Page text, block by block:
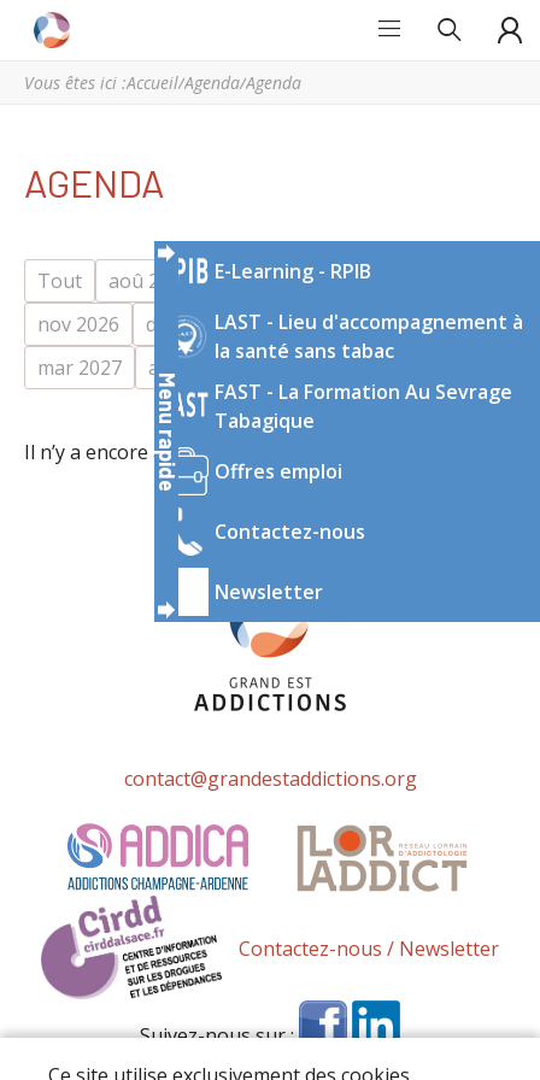
Est
régional
d’expertise
addictologie
du
Grand
Est
Menu rapide
E-Learning - RPIB
LAST - Lieu d'accompagnement à
la santé sans tabac
FAST - La Formation Au Sevrage
Tabagique
Offres emploi
Contactez-nous
Newsletter
Vous êtes ici :Accueil/Agenda/Agenda
AGENDA
Tout aoû 2026 sep 2026
oct 2026
nov 2026
déc 2026 jan 2027
fév 2027
mar 2027
avr 2027
Il n’y a encore aucun évènement à cette période.
contact@grandestaddictions.org
Contactez-nous / Newsletter
Suivez-nous sur :